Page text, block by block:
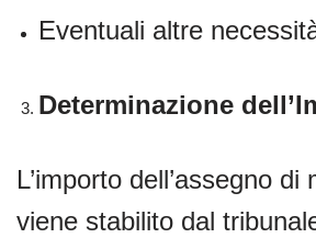
Eventuali altre
Determinazione
L’importo dell’assegno
viene stabilito dal